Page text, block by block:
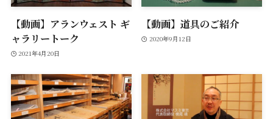
【動画】アランウェスト ギ
ャラリートーク
2021年4月20日
【動画】道具のご紹介
2020年9月12日